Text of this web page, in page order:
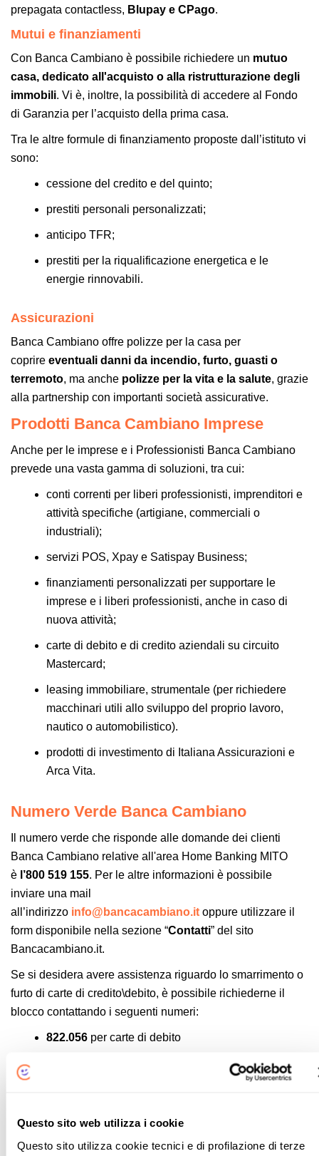
Questo sito web utilizza i cookie
Questo sito utilizza cookie tecnici e di profilazione di terze
prepagata contactless, Blupay e CPago.
Mutui e finanziamenti
Con Banca Cambiano è possibile richiedere un mutuo
casa, dedicato all'acquisto o alla ristrutturazione degli
immobili. Vi è, inoltre, la possibilità di accedere al Fondo
di Garanzia per l’acquisto della prima casa.
Tra le altre formule di finanziamento proposte dall’istituto vi
sono:
cessione del credito e del quinto;
prestiti personali personalizzati;
anticipo TFR;
prestiti per la riqualificazione energetica e le
energie rinnovabili.
Assicurazioni
Banca Cambiano offre polizze per la casa per
coprire eventuali danni da incendio, furto, guasti o
terremoto, ma anche polizze per la vita e la salute, grazie
alla partnership con importanti società assicurative.
Prodotti Banca Cambiano Imprese
Anche per le imprese e i Professionisti Banca Cambiano
prevede una vasta gamma di soluzioni, tra cui:
conti correnti per liberi professionisti, imprenditori e
attività specifiche (artigiane, commerciali o
industriali);
servizi POS, Xpay e Satispay Business;
finanziamenti personalizzati per supportare le
imprese e i liberi professionisti, anche in caso di
nuova attività;
carte di debito e di credito aziendali su circuito
Mastercard;
leasing immobiliare, strumentale (per richiedere
macchinari utili allo sviluppo del proprio lavoro,
nautico o automobilistico).
prodotti di investimento di Italiana Assicurazioni e
Arca Vita.
Numero Verde Banca Cambiano
Il numero verde che risponde alle domande dei clienti
Banca Cambiano relative all'area Home Banking MITO
è l’800 519 155. Per le altre informazioni è possibile
inviare una mail
all’indirizzo info@bancacambiano.it oppure utilizzare il
form disponibile nella sezione “Contatti” del sito
Bancacambiano.it.
Se si desidera avere assistenza riguardo lo smarrimento o
furto di carte di credito\debito, è possibile richiederne il
blocco contattando i seguenti numeri:
822.056 per carte di debito
Per accedere all'area clienti di BancaCambiano è
sufficiente entrare sul sito webwww.bancacambiano.ite